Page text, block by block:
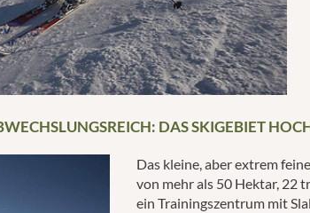
DAS SKIGEBIET
Das kleine, aber extrem feine
von mehr als 50 Hektar, 22
ein Trainingszentrum mit